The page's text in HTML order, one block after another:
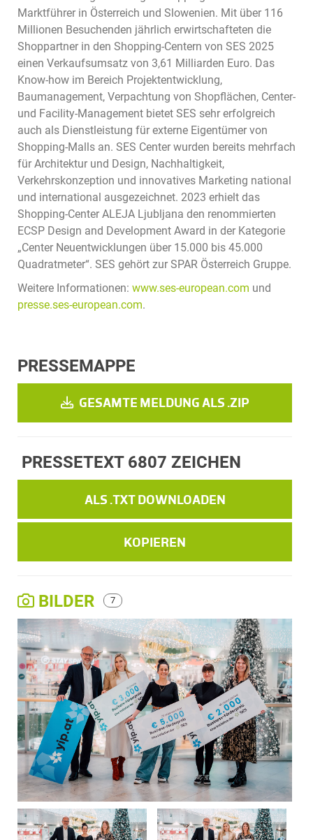
Marktführer in Österreich und Slowenien. Mit über 116
Millionen Besuchenden jährlich erwirtschafteten die
Shoppartner in den Shopping-Centern von SES 2025
einen Verkaufsumsatz von 3,61 Milliarden Euro. Das
Know-how im Bereich Projektentwicklung,
Baumanagement, Verpachtung von Shopflächen, Center-
und Facility-Management bietet SES sehr erfolgreich
auch als Dienstleistung für externe Eigentümer von
Shopping-Malls an. SES Center wurden bereits mehrfach
für Architektur und Design, Nachhaltigkeit,
Verkehrskonzeption und innovatives Marketing national
und international ausgezeichnet. 2023 erhielt das
Shopping-Center ALEJA Ljubljana den renommierten
ECSP Design and Development Award in der Kategorie
„Center Neuentwicklungen über 15.000 bis 45.000
Quadratmeter“. SES gehört zur SPAR Österreich Gruppe.
Weitere Informationen: www.ses-european.com und
presse.ses-european.com.
PRESSEMAPPE
GESAMTE MELDUNG ALS .ZIP
PRESSETEXT 6807 ZEICHEN
ALS .TXT DOWNLOADEN
KOPIEREN
BILDER 7